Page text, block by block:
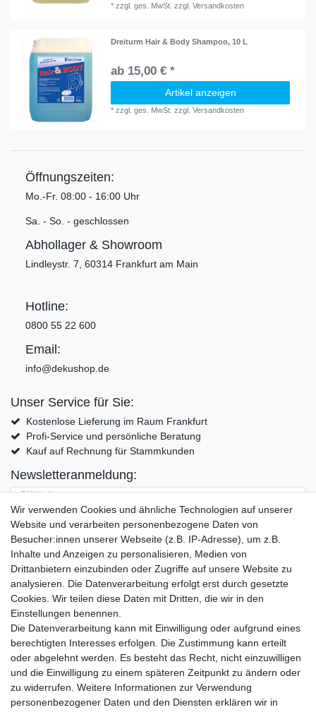
*zzgl. ges. MwSt. zzgl.Versandkosten
Dreiturm Hair & Body Shampoo, 10 L
ab 15,00 € *
Artikel anzeigen
*zzgl. ges. MwSt. zzgl.Versandkosten
Öffnungszeiten:
Mo.-Fr. 08:00 - 16:00 Uhr
Sa. - So. - geschlossen
Abhollager & Showroom
Lindleystr. 7, 60314 Frankfurt am Main
Hotline:
0800 55 22 600
Email:
info@dekushop.de
Unser Service für Sie:
Kostenlose Lieferung im Raum Frankfurt
Profi-Service und persönliche Beratung
Kauf auf Rechnung für Stammkunden
Newsletteranmeldung:
E-MAIL **
Hiermit bestätige ich, dass ich die Daten­schutz­erklärung
Einwilligung kann ich jederzeit widerrufen.**
Abonnieren
** Hierbei handelt es sich um ein Pflichtfeld.
Widerrufs­recht Widerrufs­formular Impressum
Daten­schutz­erklärung AGB Kontakt
Wir verwenden Cookies und ähnliche Technologien auf unserer
Website und verarbeiten personenbezogene Daten von
Besucher:innen unserer Webseite (z.B. IP-Adresse), um z.B.
Inhalte und Anzeigen zu personalisieren, Medien von
Drittanbietern einzubinden oder Zugriffe auf unsere Website zu
analysieren. Die Datenverarbeitung erfolgt erst durch gesetzte
Cookies. Wir teilen diese Daten mit Dritten, die wir in den
Einstellungen benennen.
Die Datenverarbeitung kann mit Einwilligung oder aufgrund eines
berechtigten Interesses erfolgen. Die Zustimmung kann erteilt
oder abgelehnt werden. Es besteht das Recht, nicht einzuwilligen
und die Einwilligung zu einem späteren Zeitpunkt zu ändern oder
zu widerrufen. Weitere Informationen zur Verwendung
personenbezogener Daten und den Diensten erklären wir in